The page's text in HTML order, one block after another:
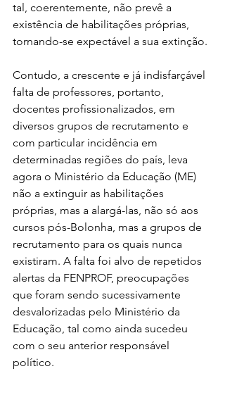
tal, coerentemente, não prevê a
existência de habilitações próprias,
tornando-se expectável a sua extinção.
Contudo, a crescente e já indisfarçável
falta de professores, portanto,
docentes profissionalizados, em
diversos grupos de recrutamento e
com particular incidência em
determinadas regiões do país, leva
agora o Ministério da Educação (ME)
não a extinguir as habilitações
próprias, mas a alargá-las, não só aos
cursos pós-Bolonha, mas a grupos de
recrutamento para os quais nunca
existiram. A falta foi alvo de repetidos
alertas da FENPROF, preocupações
que foram sendo sucessivamente
desvalorizadas pelo Ministério da
Educação, tal como ainda sucedeu
com o seu anterior responsável
político.